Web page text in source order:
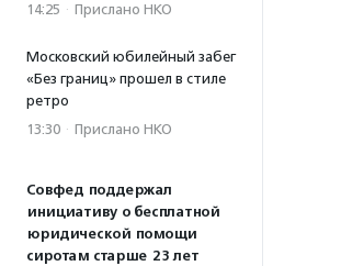
14:25 · Прислано НКО
Московский юбилейный забег
«Без границ» прошел в стиле
ретро
13:30 · Прислано НКО
Совфед поддержал
инициативу о бесплатной
юридической помощи
сиротам старше 23 лет